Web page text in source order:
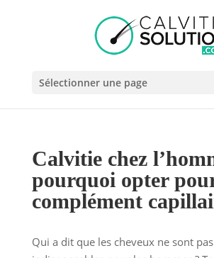
Sélectionner une page
Calvitie chez
pourquoi opter
complément
Qui a dit que les cheveux ne sont pas